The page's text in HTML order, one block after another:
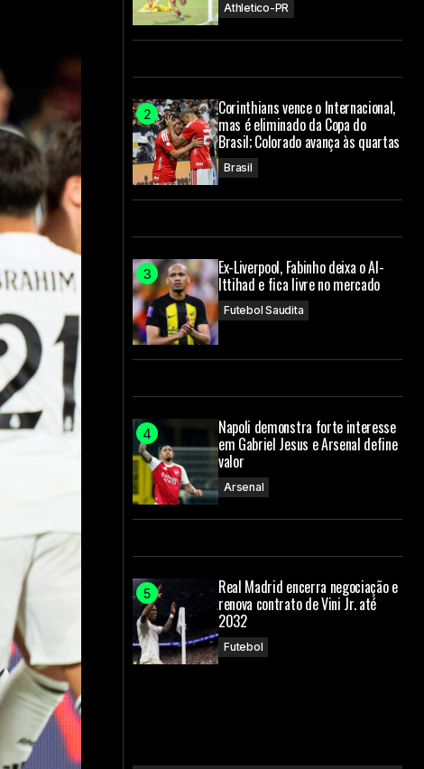
Athletico-PR
Corinthians vence o Internacional,
mas é eliminado da Copa do
Brasil; Colorado avança às quartas
Brasil
Ex-Liverpool, Fabinho deixa o Al-
Ittihad e fica livre no mercado
Futebol Saudita
Napoli demonstra forte interesse
em Gabriel Jesus e Arsenal define
valor
Arsenal
Real Madrid encerra negociação e
renova contrato de Vini Jr. até
2032
Futebol